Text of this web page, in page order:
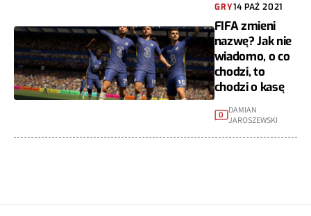
GRY14 PAŹ 2021
FIFA zmieni
nazwę? Jak nie
wiadomo, o co
chodzi, to
chodzi o kasę
0 DAMIAN
JAROSZEWSKI